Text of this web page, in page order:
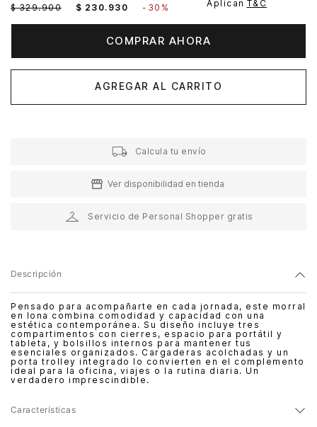
$ 329.900 $ 230. 930 - 30% Aplican T&C
COMPRAR AHORA
AGREGAR AL CARRITO
Calcula tu envío
Ver disponibilidad en tienda
Servicio de Personal Shopper gratis
Descripción
Pensado para acompañarte en cada jornada, este morral
en lona combina comodidad y capacidad con una
estética contemporánea. Su diseño incluye tres
compartimentos con cierres, espacio para portátil y
tableta, y bolsillos internos para mantener tus
esenciales organizados. Cargaderas acolchadas y un
porta trolley integrado lo convierten en el complemento
ideal para la oficina, viajes o la rutina diaria. Un
verdadero imprescindible.
Características